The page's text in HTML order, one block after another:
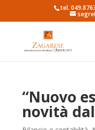
tel.
“Nuovo
novità